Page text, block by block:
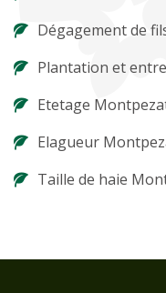
Dégagement de
Plantation et
Etetage
Elagueur
Taille de haie